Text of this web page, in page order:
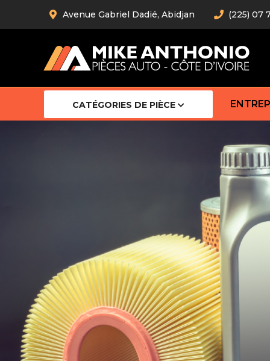
Avenue Gabriel Dadié, Abidjan (225) 07
CATÉGORIES DE PIÈCE
Barre
Barre
Robot
Bras
Cardan